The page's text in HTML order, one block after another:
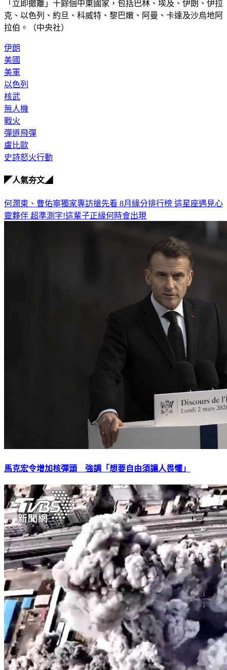
「立即撤離」十餘個中東國家，包括巴林、埃及、伊朗、伊拉
克、以色列、約旦、科威特、黎巴嫩、阿曼、卡達及沙烏地阿
拉伯。（中央社）
伊朗
美國
美軍
以色列
核武
無人機
戰火
彈道飛彈
盧比歐
史詩怒火行動
◤人氣夯文◢
何潤東、曹佑寧獨家專訪搶先看 8月緣分排行榜 這星座遇見心
靈夥伴 超準測字!這輩子正緣何時會出現
馬克宏令增加核彈頭 強調「想要自由須讓人畏懼」